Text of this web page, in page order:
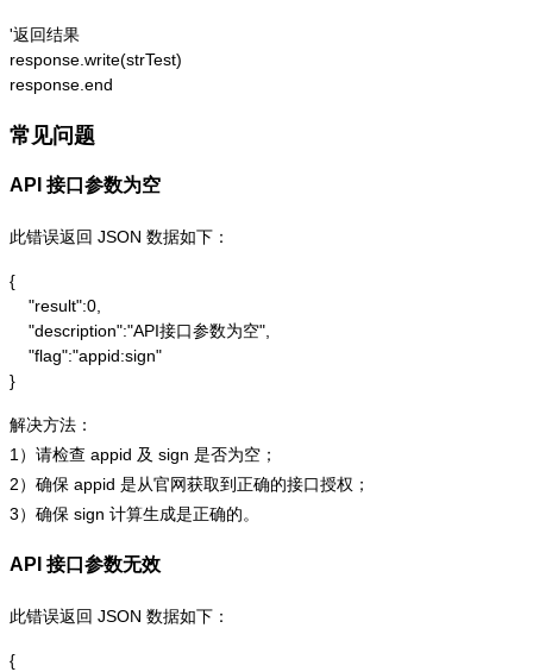
'返回结果
response.write(strTest)
response.end
常见问题
API 接口参数为空
此错误返回 JSON 数据如下：
{
    "result":0,
    "description":"API接口参数为空",
    "flag":"appid:sign"
}
解决方法：
1）请检查 appid 及 sign 是否为空；
2）确保 appid 是从官网获取到正确的接口授权；
3）确保 sign 计算生成是正确的。
API 接口参数无效
此错误返回 JSON 数据如下：
{